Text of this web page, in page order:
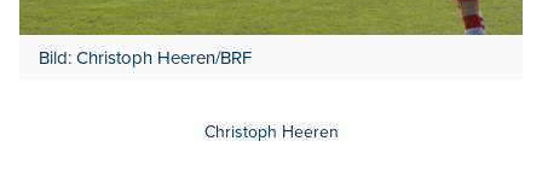
Bild: Christoph Heeren/BRF
Christoph Heeren